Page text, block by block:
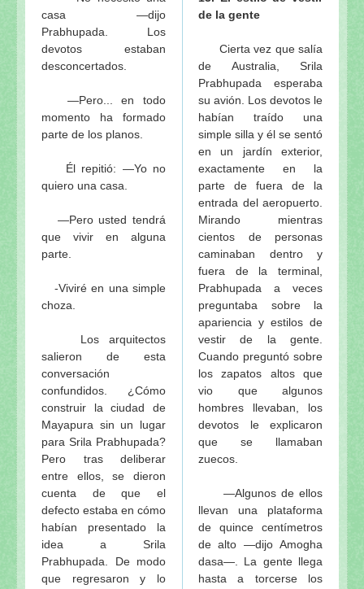
casa —dijo
Prabhupada. Los
devotos estaban
desconcertados.
—Pero... en todo
momento ha formado
parte de los planos.
Él repitió: —Yo no
quiero una casa.
—Pero usted tendrá
que vivir en alguna
parte.
-Viviré en una simple
choza.
Los arquitectos
salieron de esta
conversación
confundidos. ¿Cómo
construir la ciudad de
Mayapura sin un lugar
para Srila Prabhupada?
Pero tras deliberar
entre ellos, se dieron
cuenta de que el
defecto estaba en cómo
habían presentado la
idea a Srila
Prabhupada. De modo
que regresaron y lo
de la gente
Cierta vez que salía
de Australia, Srila
Prabhupada esperaba
su avión. Los devotos le
habían traído una
simple silla y él se sentó
en un jardín exterior,
exactamente en la
parte de fuera de la
entrada del aeropuerto.
Mirando mientras
cientos de personas
caminaban dentro y
fuera de la terminal,
Prabhupada a veces
preguntaba sobre la
apariencia y estilos de
vestir de la gente.
Cuando preguntó sobre
los zapatos altos que
vio que algunos
hombres llevaban, los
devotos le explicaron
que se llamaban
zuecos.
—Algunos de ellos
llevan una plataforma
de quince centímetros
de alto —dijo Amogha
dasa—. La gente llega
hasta a torcerse los